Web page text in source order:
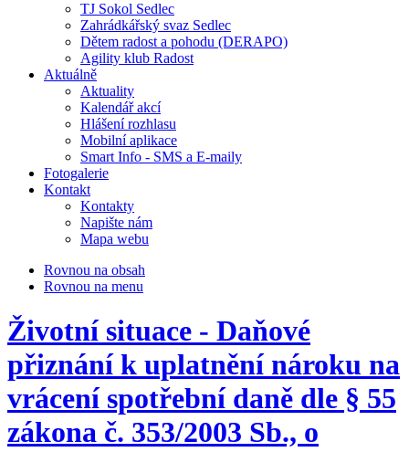
TJ Sokol Sedlec
Zahrádkářský svaz Sedlec
Dětem radost a pohodu (DERAPO)
Agility klub Radost
Aktuálně
Aktuality
Kalendář akcí
Hlášení rozhlasu
Mobilní aplikace
Smart Info - SMS a E-maily
Fotogalerie
Kontakt
Kontakty
Napište nám
Mapa webu
Rovnou na obsah
Rovnou na menu
Životní situace - Daňové
přiznání k uplatnění nároku na
vrácení spotřební daně dle § 55
zákona č. 353/2003 Sb., o